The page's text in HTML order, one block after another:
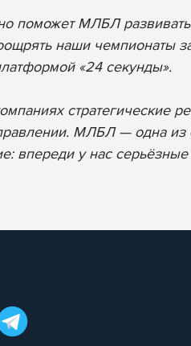
поможет МЛБЛ
наши чемпионаты
«24 секунды».
стратегические
МЛБЛ — одна
впереди у нас